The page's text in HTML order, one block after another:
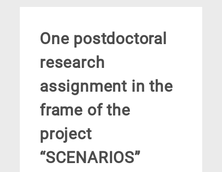
One postdoctoral
research
assignment in the
frame of the
project
“SCENARIOS”